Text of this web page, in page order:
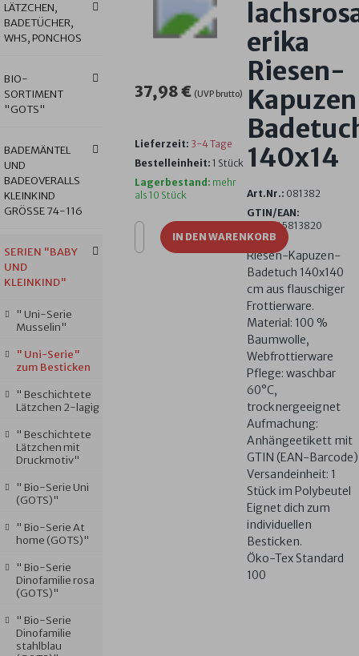
LÄTZCHEN,
BADETÜCHER,
WHS, PONCHOS
BIO-
SORTIMENT
"GOTS"
BADEMÄNTEL
UND
BADEOVERALLS
KLEINKIND
GRÖSSE 74-116
SERIEN "BABY
UND
KLEINKIND"
" Uni-Serie
Musselin"
" Uni-Serie"
zum Besticken
" Beschichtete
Lätzchen 2-lagig
" Beschichtete
Lätzchen mit
Druckmotiv"
" Bio-Serie Uni
(GOTS)"
" Bio-Serie At
home (GOTS)"
" Bio-Serie
Dinofamilie rosa
(GOTS)"
" Bio-Serie
Dinofamilie
stahlblau
erika
Riesen-
140x14
Art.Nr.: 081382
GTIN/EAN:
4016245813820
Riesen-Kapuzen-
Badetuch 140x140
cm aus flauschiger
Frottierware.
Material: 100 %
Baumwolle,
Webfrottierware
Pflege: waschbar
60°C,
trocknergeeignet
Aufmachung:
Anhängeetikett mit
GTIN (EAN-Barcode)
Versandeinheit: 1
Stück im Polybeutel
Eignet dich zum
individuellen
Besticken.
Öko-Tex Standard
100
37,98 € (UVP brutto)
Lieferzeit: 3-4 Tage
Bestelleinheit: 1 Stück
Lagerbestand: mehr
als 10 Stück
IN DEN WARENKORB